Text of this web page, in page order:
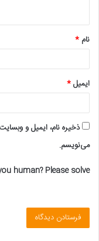
*
نام *
ایمیل*
ذخیره نام، ایمیل و
می‌نویسم.
human? Please solve: